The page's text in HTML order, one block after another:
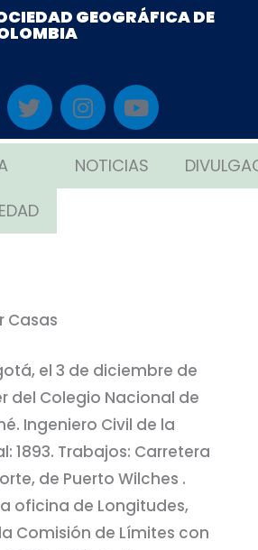
GEOGRÁFICA DE
T
w
i
e
r
I
n
s
t
a
Y
o
u
t
u
NOTICIAS
Casas
el 3 de diciembre de
del Colegio Nacional de
Ingeniero Civil de la
1893. Trabajos: Carretera
de Puerto Wilches .
oficina de Longitudes,
Comisión de Límites con